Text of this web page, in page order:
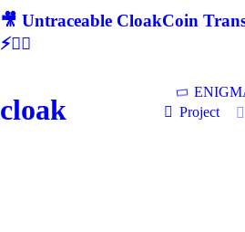
🎥 Untraceable CloakCoin
⚡🕵‍♂
cloak
Project